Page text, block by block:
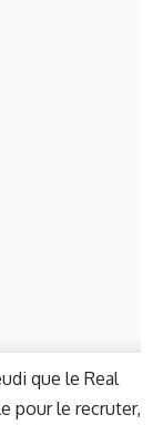
que le Real
pour le recruter,